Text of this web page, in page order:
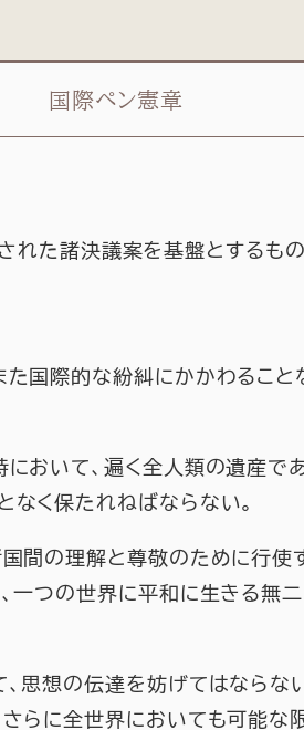
国際ペン憲章
れた諸決議案を基盤とするも
国際的な紛糾にかかわること
おいて、遍く全人類の遺産で
く保たれねばならない。
間の理解と尊敬のために行使
一つの世界に平和に生きる無
思想の伝達を妨げてはならな
らに全世界においても可能な